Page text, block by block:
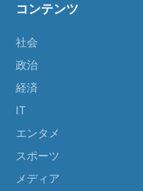
コンテンツ
社会
政治
経済
IT
エンタメ
スポーツ
メディア